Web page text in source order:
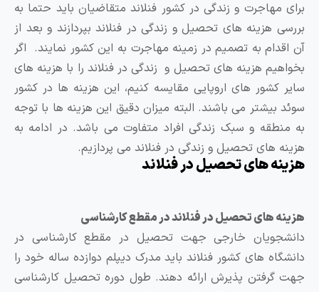
و زندگی در کشور فنلاند متقاضیان باید حتما به
هزینه های تحصیل و زندگی در فنلاند بپردازند و بعد از
به تصمیم در زمینه مهاجرت به این کشور نمایند. اگر
هزینه های تحصیل و زندگی در فنلاند را با هزینه های
های اروپایی مقایسه کنیم، این هزینه ها در کشور
می باشند. البته میزان دقیق این هزینه ها با توجه
و سبک زندگی افراد متفاوت می باشد. در ادامه به
های تحصیل و زندگی در فنلاند می پردازیم.
های تحصیل در فنلاند
های تحصیل در فنلاند در مقطع کارشناسی
خارجی جهت تحصیل در مقطع کارشناسی در
های کشور فنلاند باید مدرک دیپلم دوازده ساله خود را
پذیرش ارائه دهند. طول دوره تحصیل کارشناسی